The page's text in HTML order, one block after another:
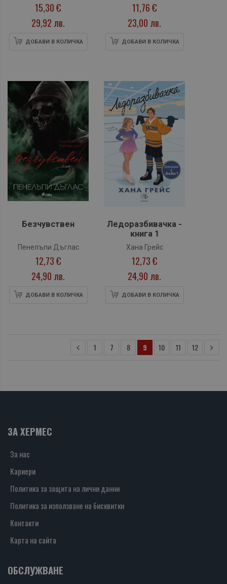
15,30 €
29,92 лв.
ДОБАВИ В КОЛИЧКА
11,76 €
23,00 лв.
ДОБАВИ В КОЛИЧКА
Безчувствен
Пенелъпи Дъглас
12,73 €
24,90 лв.
ДОБАВИ В КОЛИЧКА
Ледоразбивачка -
книга 1
Хана Грейс
12,73 €
24,90 лв.
ДОБАВИ В КОЛИЧКА
1 7 8 9 10 11 12
ЗА ХЕРМЕС
За нас
Кариери
Политика за защита на лични данни
Политика за използване на бисквитки
Контакти
Карта на сайта
ОБСЛУЖВАНЕ